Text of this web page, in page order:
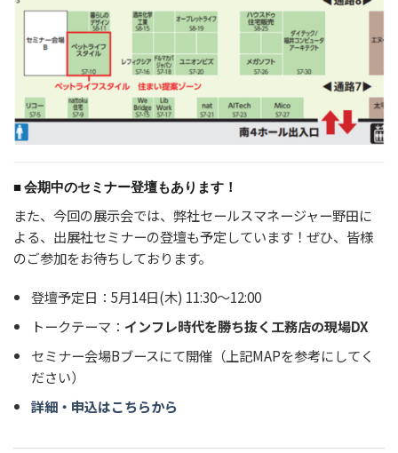
■ 会期中のセミナー登壇もあります！
また、今回の展示会では、弊社セールスマネージャー野田に
よる、出展社セミナーの登壇も予定しています！ぜひ、皆様
のご参加をお待ちしております。
登壇予定日：5月14日(木) 11:30〜12:00
トークテーマ： インフレ時代を勝ち抜く工務店の現場DX
セミナー会場Bブースにて開催（上記MAPを参考にしてく
ださい）
詳細・申込はこちらから